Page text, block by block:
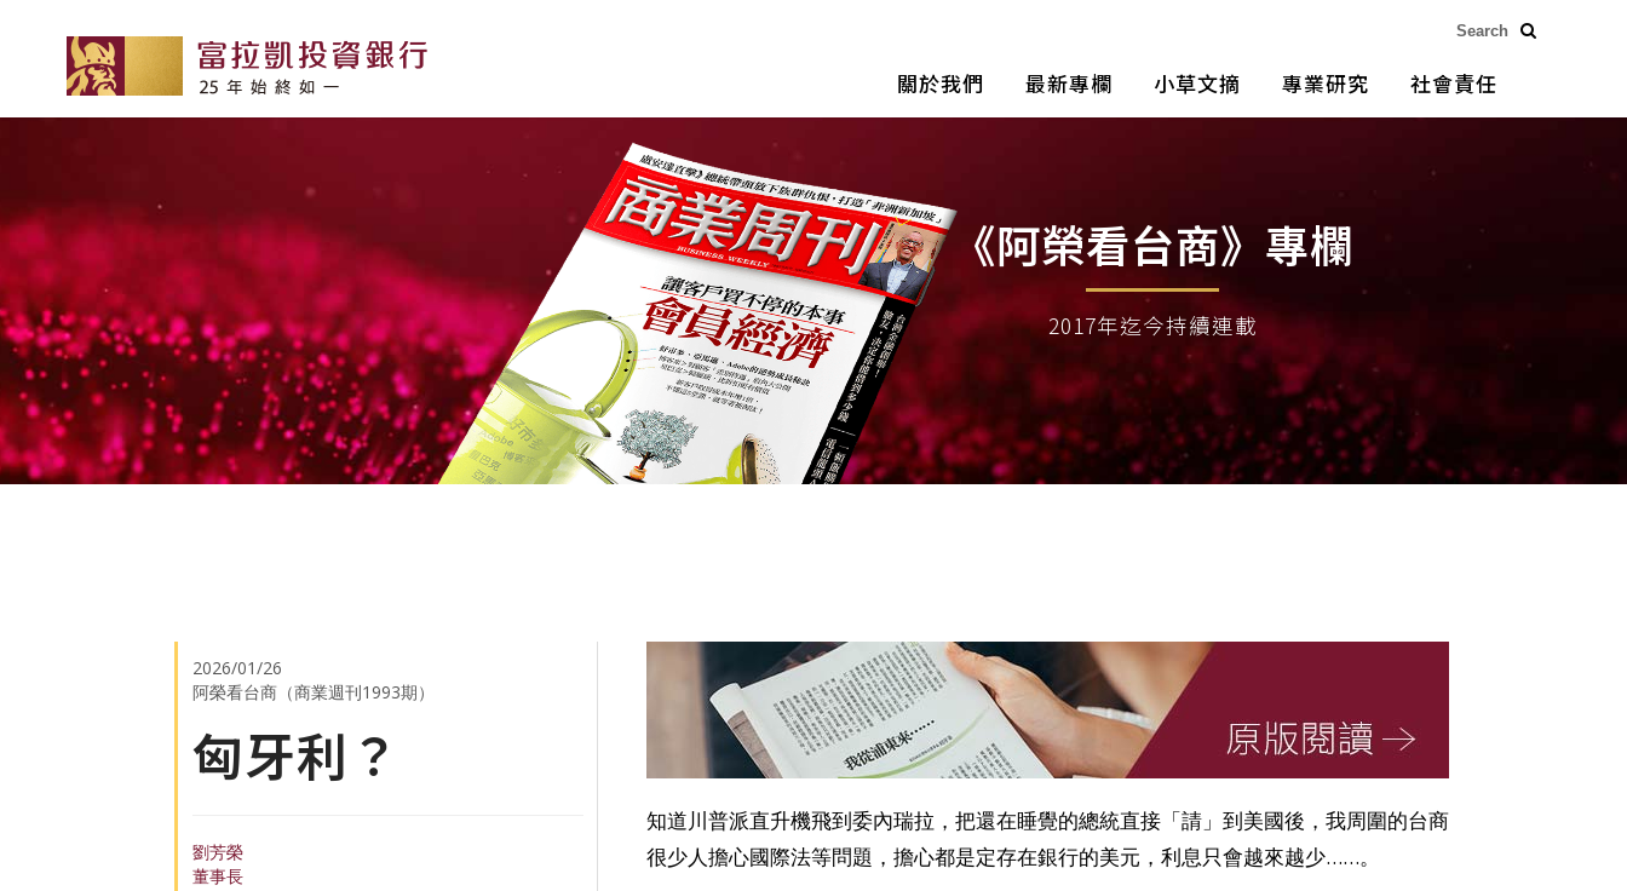
關於我們 最新專欄 小草文摘 專業研究 社會責任
《阿榮看台商》專欄
2017年迄今持續連載
2026/01/26
阿榮看台商（商業週刊1993期）
匈牙利？
劉芳榮
董事長
知道川普派直升機飛到委內瑞拉，把還在睡覺的總統直接「請」到美國後，我周圍的台商
很少人擔心國際法等問題，擔心都是定存在銀行的美元，利息只會越來越少……。